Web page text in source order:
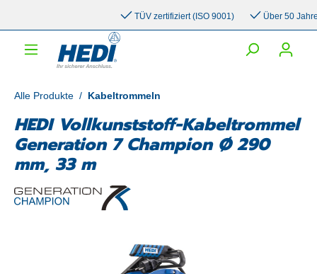
TÜV zertifiziert (ISO 9001) Über 50 Jahre
Alle Produkte / Kabeltrommeln
HEDI Vollkunststoff-Kabeltrommel
Generation 7 Champion Ø 290
mm, 33 m